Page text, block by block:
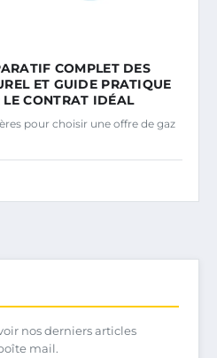
COMPLET DES
ET GUIDE PRATIQUE
LE CONTRAT IDÉAL
pour choisir une offre de gaz
nos derniers articles
mail.